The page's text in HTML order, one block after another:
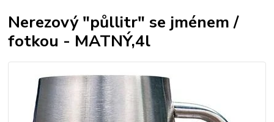
Nerezový "půllitr" se jménem /
fotkou - MATNÝ,4l